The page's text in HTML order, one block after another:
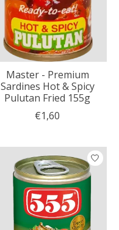
Master - Premium
Sardines Hot & Spicy
Pulutan Fried 155g
€1,60